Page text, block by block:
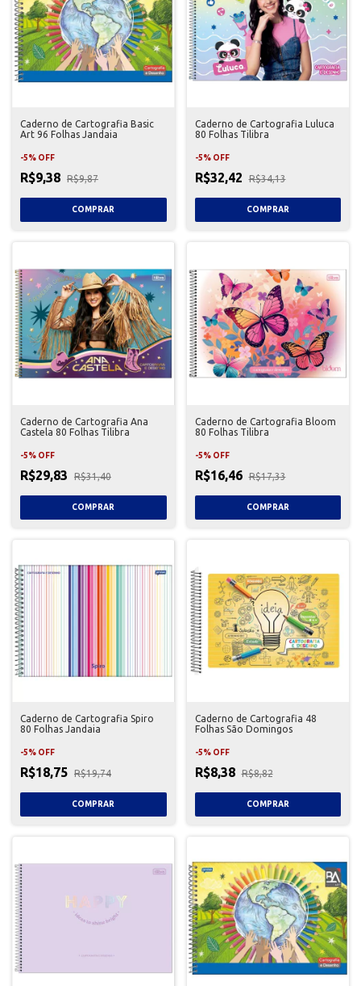
Caderno de Cartografia Basic
Art 96 Folhas Jandaia
-5% OFF
R$9,38 R$9,87
Caderno de Cartografia Luluca
80 Folhas Tilibra
-5% OFF
R$32,42 R$34,13
Caderno de Cartografia Ana
Castela 80 Folhas Tilibra
-5% OFF
R$29,83 R$31,40
Caderno de Cartografia Bloom
80 Folhas Tilibra
-5% OFF
R$16,46 R$17,33
Caderno de Cartografia Spiro
80 Folhas Jandaia
-5% OFF
R$18,75 R$19,74
Caderno de Cartografia 48
Folhas São Domingos
-5% OFF
R$8,38 R$8,82